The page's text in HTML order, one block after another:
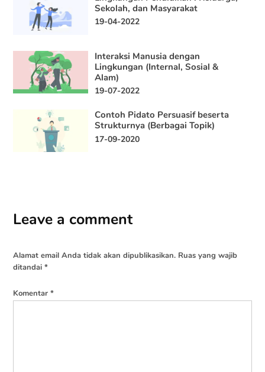
Sekolah, dan Masyarakat
19-04-2022
Interaksi Manusia dengan
Lingkungan (Internal, Sosial &
Alam)
19-07-2022
Contoh Pidato Persuasif beserta
Strukturnya (Berbagai Topik)
17-09-2020
Leave a comment
Alamat email Anda tidak akan dipublikasikan. Ruas yang wajib
ditandai*
Komentar*